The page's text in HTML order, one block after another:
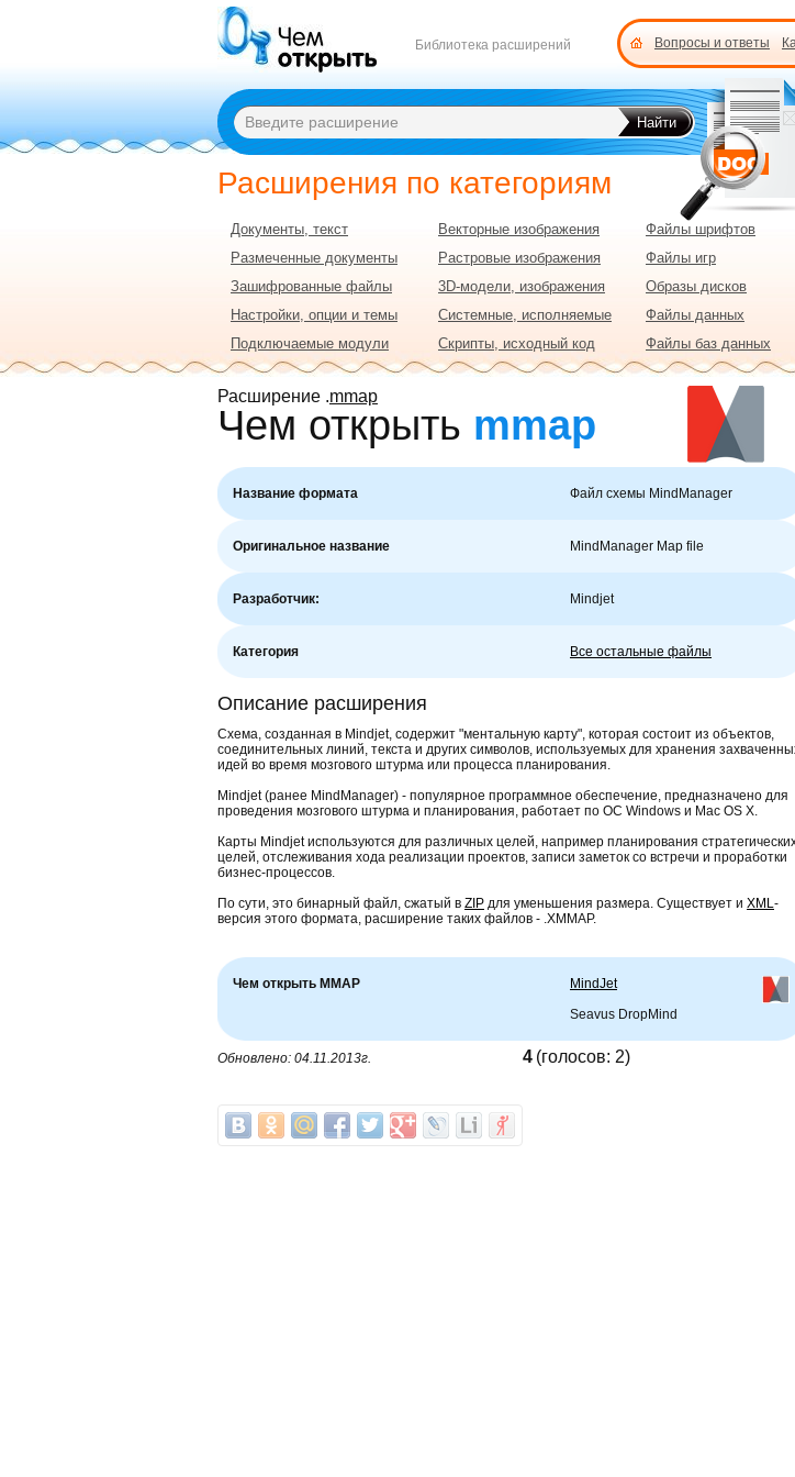
Библиотека расширений Вопросы и ответы
Расширение .mmap
Чем открыть mmap
Название формата Файл схемы MindManager
Оригинальное название MindManager Map file
Разработчик: Mindjet
Категория Все остальные файлы
Описание расширения
Схема, созданная в Mindjet, содержит "ментальную карту", которая состоит из объектов,
соединительных линий, текста и других символов, используемых для хранения
идей во время мозгового штурма или процесса планирования.
Mindjet (ранее MindManager) - популярное программное обеспечение, предназначено для
проведения мозгового штурма и планирования, работает по ОС Windows и Mac OS X.
Карты Mindjet используются для различных целей, например планирования
целей, отслеживания хода реализации проектов, записи заметок со встречи и проработки
бизнес-процессов.
По сути, это бинарный файл, сжатый в ZIP для уменьшения размера. Существует и XML-
версия этого формата, расширение таких файлов - .XMMAP.
Чем открыть MMAP
MindJet
Seavus DropMind
Обновлено: 04.11.2013г. 4 (голосов: 2)
Расширения по категориям
Документы, текст Векторные изображения Файлы шрифтов
Размеченные документы
Растровые изображения Файлы игр
Зашифрованные файлы
3D-модели, изображения Образы дисков
Настройки, опции и темы
Системные, исполняемые Файлы данных
Подключаемые модули
Скрипты, исходный код Файлы баз данных